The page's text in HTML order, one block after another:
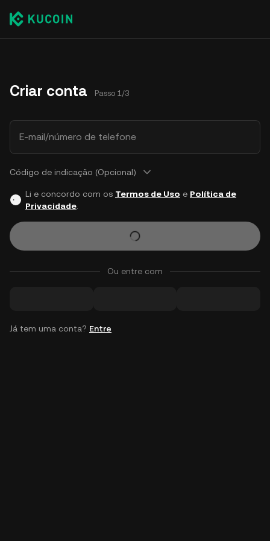
Criar conta Passo 1/3
E-mail/número de telefone
Código de indicação (Opcional)
Li e concordo com os Termos de Uso e Política de
Privacidade.
Ou entre com
Já tem uma conta? Entre